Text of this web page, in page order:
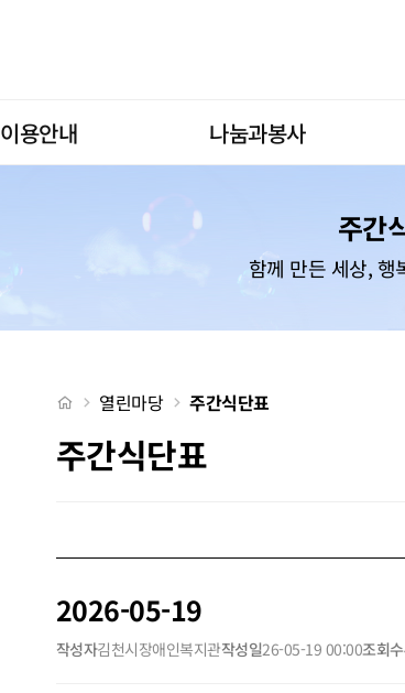
이용안내 나눔과봉사
주간
함께 만든 세상, 행
처음으로
열린마당 주간식단표
주간식단표
2026-05-19
작성자김천시장애인복지관작성일26-05-19 00:00조회수